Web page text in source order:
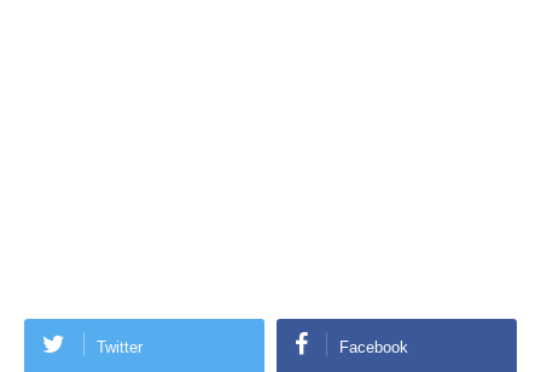
Twitter Facebook